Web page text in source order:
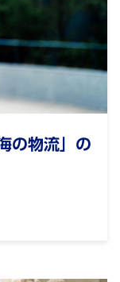
の物流」の